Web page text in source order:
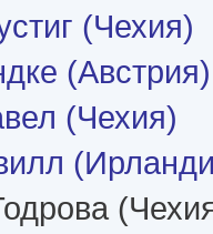
(Чехия)
(Австрия)
(Чехия)